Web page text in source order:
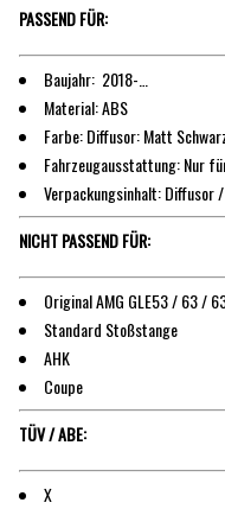
PASSEND FÜR:
Baujahr: 2018-…
Material: ABS
Farbe: Diffusor: Matt
Fahrzeugausstattung: Nur
Verpackungsinhalt: Diffusor
NICHT PASSEND FÜR:
Original AMG GLE53 / 63 /
Standard Stoßstange
AHK
Coupe
TÜV / ABE:
X